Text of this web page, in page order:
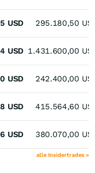
USD 295.180,50
USD 1.431.600,00
USD 242.400,00
USD 415.564,60
USD 380.070,00
alle Insidertrades »